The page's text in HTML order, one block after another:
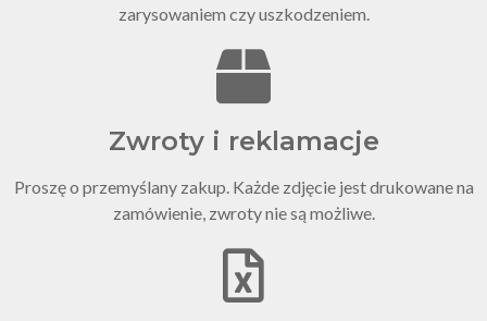
zarysowaniem czy uszkodzeniem.
Zwroty i reklamacje
Proszę o przemyślany zakup. Każde zdjęcie jest drukowane na
zamówienie, zwroty nie są możliwe.